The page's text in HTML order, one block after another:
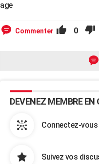
age
Commenter 0
DEVENEZ MEMBRE EN
Connectez-
Suivez vos